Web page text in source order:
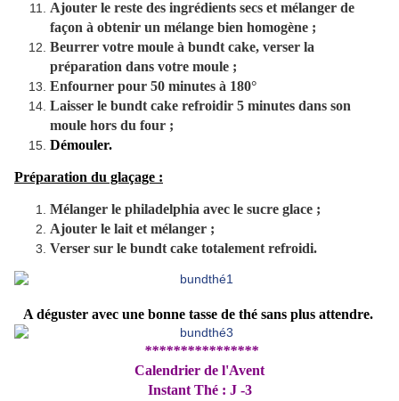
Ajouter le reste des ingrédients secs et mélanger de
façon à obtenir un mélange bien homogène ;
Beurrer votre moule à bundt cake, verser la
préparation dans votre moule ;
Enfourner pour 50 minutes à 180°
Laisser le bundt cake refroidir 5 minutes dans son
moule hors du four ;
Démouler.
Préparation du glaçage :
Mélanger le philadelphia avec le sucre glace ;
Ajouter le lait et mélanger ;
Verser sur le bundt cake totalement refroidi.
A déguster avec une bonne tasse de thé sans plus attendre.
****************
Calendrier de l'Avent
Instant Thé : J -3